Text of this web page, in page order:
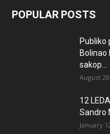
POPULAR POSTS
Publiko
Bolinao
sakop...
August
12
Sandro
January